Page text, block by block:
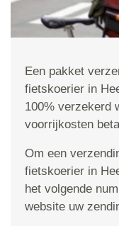
Een pakket
fietskoerier in
100% verzekerd
voorrijkosten
Om een
fietskoerier in
het volgende
website uw